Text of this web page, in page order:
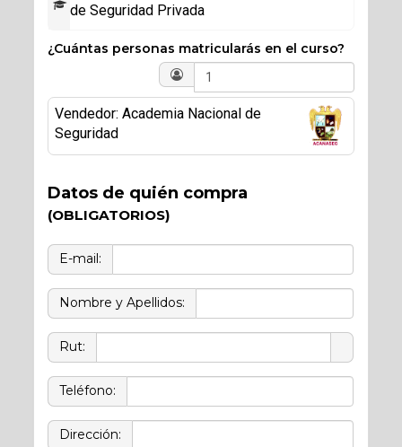
de Seguridad Privada
¿Cuántas personas matricularás en el curso?
Vendedor: Academia Nacional de
Seguridad
Datos de quién compra
(OBLIGATORIOS)
E-mail:
Nombre y Apellidos:
Rut:
Teléfono:
Dirección: